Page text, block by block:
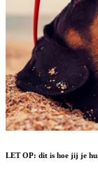
LET OP: dit is hoe jij je